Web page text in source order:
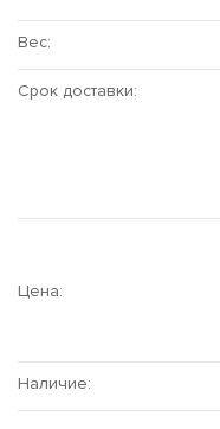
Вес:
Срок доставки:
Цена:
Наличие: